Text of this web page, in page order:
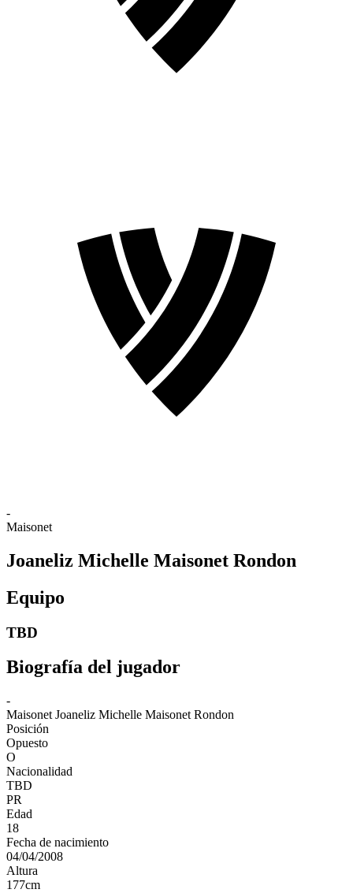
-
Maisonet
Joaneliz Michelle Maisonet Rondon
Equipo
TBD
Biografía del jugador
-
Maisonet Joaneliz Michelle Maisonet Rondon
Posición
Opuesto
O
Nacionalidad
TBD
PR
Edad
18
Fecha de nacimiento
04/04/2008
Altura
177cm